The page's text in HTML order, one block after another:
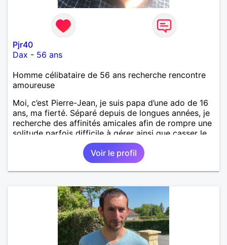
Pjr40
Dax - 56 ans
Homme célibataire de 56 ans recherche rencontre
amoureuse
Moi, c’est Pierre-Jean, je suis papa d’une ado de 16
ans, ma fierté. Séparé depuis de longues années, je
recherche des affinités amicales afin de rompre une
solitude parfois difficile à gérer ainsi que casser le
vague à l’âme. L’amitié reste extrêmement
importante à mes yeux mais peut se décliner en des
sentiments plus puissants. « Le temps fera son
œuvre » disait Arthur Schopenhauer, philosophe
autant être trop locace. Je suis bourré de qualités
avec très peu de défauts. Je suis altruiste,
bienveillant, empathique, attentionné, honnête,
respectueux, doux de caractère et compréhensif : je
laisse « glisser » beaucoup de choses. Mais ne vous
Voir le profil